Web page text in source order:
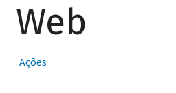
Web
Ações